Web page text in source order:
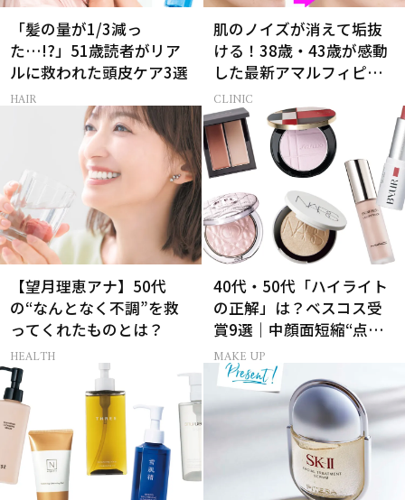
「髪の量が1/3減っ
た…!?」51歳読者がリア
ルに救われた頭皮ケア3選
HAIR
肌のノイズが消えて垢抜
ける！38歳・43歳が感動
した最新アマルフィピー
ル【美容医療】
CLINIC
【望月理恵アナ】50代
の“なんとなく不調”を救
ってくれたものとは？
HEALTH
40代・50代「ハイライト
の正解」は？ベスコス受
賞9選｜中顔面短縮“点置
き”メイク法も
MAKE UP